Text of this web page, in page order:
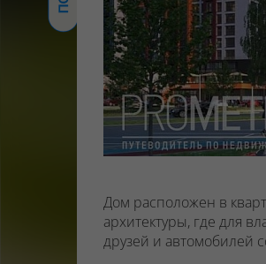
Дом расположен в
архитектуры, где для
друзей и автомобилей